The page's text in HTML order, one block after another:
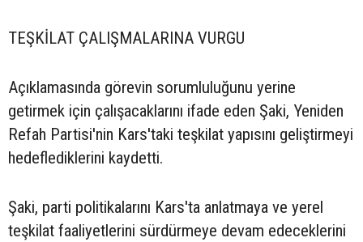
TEŞKİLAT ÇALIŞMALARINA VURGU
Açıklamasında görevin sorumluluğunu yerine
getirmek için çalışacaklarını ifade eden Şaki, Yeniden
Refah Partisi'nin Kars'taki teşkilat yapısını geliştirmeyi
hedeflediklerini kaydetti.
Şaki, parti politikalarını Kars'ta anlatmaya ve yerel
teşkilat faaliyetlerini sürdürmeye devam edeceklerini